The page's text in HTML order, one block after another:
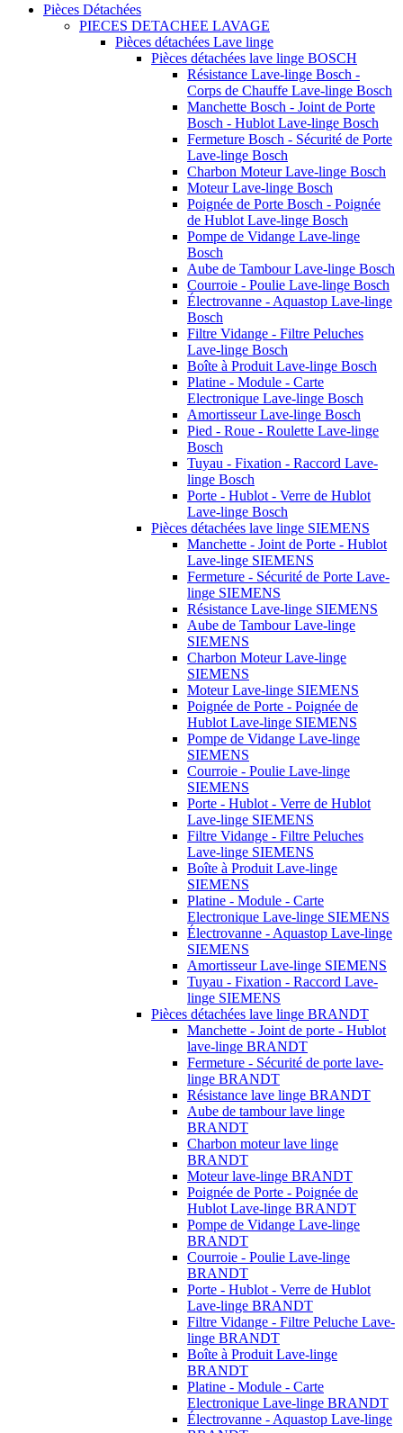
Pièces Détachées
PIECES DETACHEE LAVAGE
Pièces détachées Lave linge
Pièces détachées lave linge BOSCH
Résistance Lave-linge Bosch -
Corps de Chauffe Lave-linge Bosch
Manchette Bosch - Joint de Porte
Bosch - Hublot Lave-linge Bosch
Fermeture Bosch - Sécurité de Porte
Lave-linge Bosch
Charbon Moteur Lave-linge Bosch
Moteur Lave-linge Bosch
Poignée de Porte Bosch - Poignée
de Hublot Lave-linge Bosch
Pompe de Vidange Lave-linge
Bosch
Aube de Tambour Lave-linge Bosch
Courroie - Poulie Lave-linge Bosch
Électrovanne - Aquastop Lave-linge
Bosch
Filtre Vidange - Filtre Peluches
Lave-linge Bosch
Boîte à Produit Lave-linge Bosch
Platine - Module - Carte
Electronique Lave-linge Bosch
Amortisseur Lave-linge Bosch
Pied - Roue - Roulette Lave-linge
Bosch
Tuyau - Fixation - Raccord Lave-
linge Bosch
Porte - Hublot - Verre de Hublot
Lave-linge Bosch
Pièces détachées lave linge SIEMENS
Manchette - Joint de Porte - Hublot
Lave-linge SIEMENS
Fermeture - Sécurité de Porte Lave-
linge SIEMENS
Résistance Lave-linge SIEMENS
Aube de Tambour Lave-linge
SIEMENS
Charbon Moteur Lave-linge
SIEMENS
Moteur Lave-linge SIEMENS
Poignée de Porte - Poignée de
Hublot Lave-linge SIEMENS
Pompe de Vidange Lave-linge
SIEMENS
Courroie - Poulie Lave-linge
SIEMENS
Porte - Hublot - Verre de Hublot
Lave-linge SIEMENS
Filtre Vidange - Filtre Peluches
Lave-linge SIEMENS
Boîte à Produit Lave-linge
SIEMENS
Platine - Module - Carte
Electronique Lave-linge SIEMENS
Électrovanne - Aquastop Lave-linge
SIEMENS
Amortisseur Lave-linge SIEMENS
Tuyau - Fixation - Raccord Lave-
linge SIEMENS
Pièces détachées lave linge BRANDT
Manchette - Joint de porte - Hublot
lave-linge BRANDT
Fermeture - Sécurité de porte lave-
linge BRANDT
Résistance lave linge BRANDT
Aube de tambour lave linge
BRANDT
Charbon moteur lave linge
BRANDT
Moteur lave-linge BRANDT
Poignée de Porte - Poignée de
Hublot Lave-linge BRANDT
Pompe de Vidange Lave-linge
BRANDT
Courroie - Poulie Lave-linge
BRANDT
Porte - Hublot - Verre de Hublot
Lave-linge BRANDT
Filtre Vidange - Filtre Peluche Lave-
linge BRANDT
Boîte à Produit Lave-linge
BRANDT
Platine - Module - Carte
Electronique Lave-linge BRANDT
Électrovanne - Aquastop Lave-linge